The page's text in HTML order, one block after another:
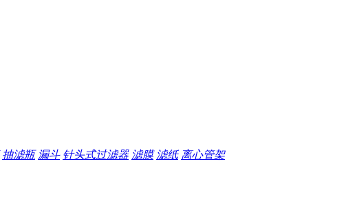
抽滤瓶 漏斗 针头式过滤器 滤膜 滤纸 离心管架